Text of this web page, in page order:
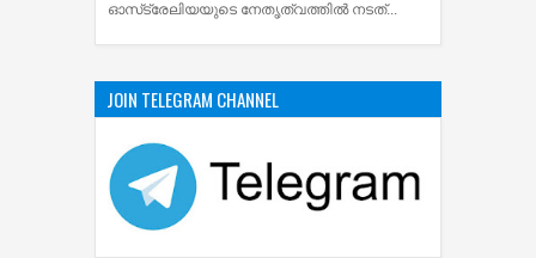
ഓസ്‌ട്രേലിയയുടെ നേതൃത്വത്തിൽ നടത്...
JOIN TELEGRAM CHANNEL